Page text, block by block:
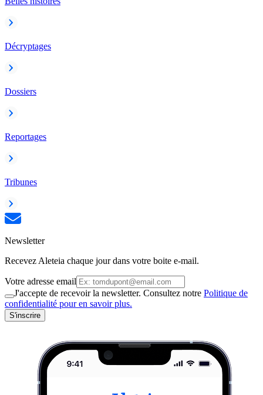
Décryptages
Dossiers
Reportages
Tribunes
Newsletter
Recevez Aleteia chaque jour dans votre boite e-mail.
Votre adresse email
J'accepte de recevoir la newsletter. Consultez notre Politique de
confidentialité pour en savoir plus.
S'inscrire